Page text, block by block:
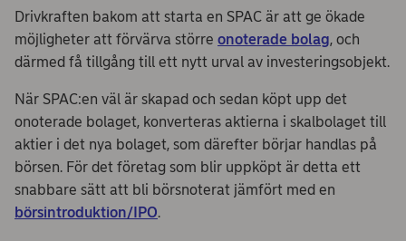
Drivkraften bakom att starta en SPAC är att ge ökade
möjligheter att förvärva större onoterade bolag, och
därmed få tillgång till ett nytt urval av investeringsobjekt.
När SPAC:en väl är skapad och sedan köpt upp det
onoterade bolaget, konverteras aktierna i skalbolaget till
aktier i det nya bolaget, som därefter börjar handlas på
börsen. För det företag som blir uppköpt är detta ett
snabbare sätt att bli börsnoterat jämfört med en
börsintroduktion/IPO.